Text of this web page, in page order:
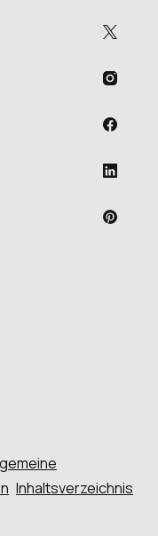
Inhaltsverzeichnis